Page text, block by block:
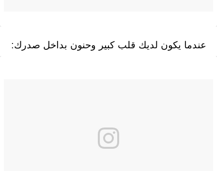
عندما يكون لديك قلب كبير وحنون بداخل صدرك: